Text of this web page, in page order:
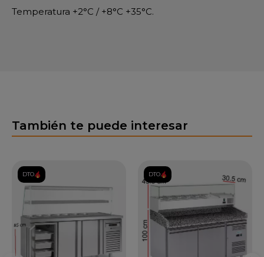
Temperatura +2°C / +8°C +35°C.
También te puede interesar
DTO. DTO.